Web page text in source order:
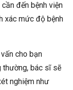
đến bệnh viện
xác mức độ bệnh
cho bạn
thường, bác sĩ sẽ
nghiệm như